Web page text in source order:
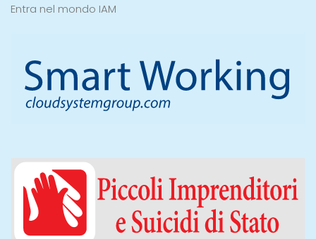
Entra nel mondo IAM